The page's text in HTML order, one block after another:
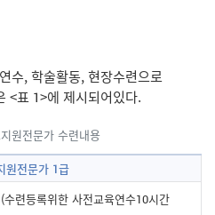
수, 학술활동, 현장수련으로
<표 1>에 제시되어있다.
원전문가 수련내용
원전문가 1급
련등록위한 사전교육연수10시간